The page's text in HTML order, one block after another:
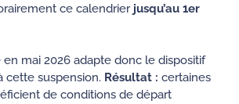
ce calendrierjusqu’au 1er
mai 2026 adapte donc le dispositif
cette suspension. Résultat : certaines
de conditions de départ